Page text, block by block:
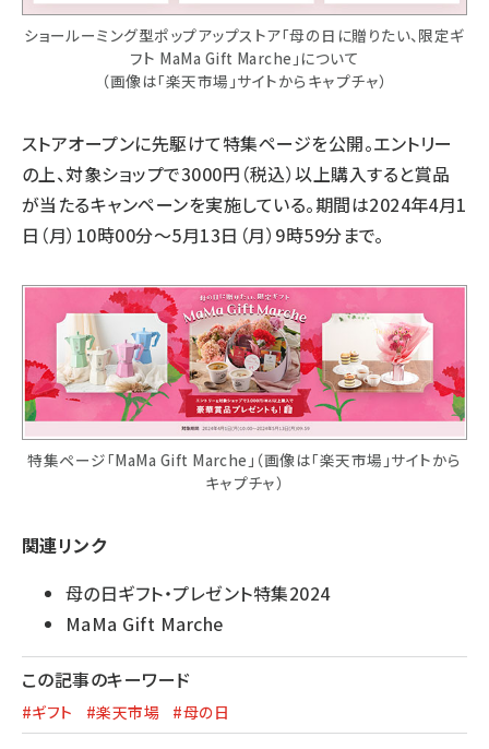
ショールーミング型ポップアップストア「母の日に贈りたい、限定ギ
フト MaMa Gift Marche」について
（画像は「楽天市場」サイトからキャプチャ）
ストアオープンに先駆けて特集ページを公開。エントリー
の上、対象ショップで3000円（税込）以上購入すると賞品
が当たるキャンペーンを実施している。期間は2024年4月1
日（月）10時00分～5月13日（月）9時59分まで。
特集ページ「MaMa Gift Marche」（画像は「楽天市場」サイトから
キャプチャ）
関連リンク
母の日ギフト・プレゼント特集2024
MaMa Gift Marche
この記事のキーワード
#ギフト #楽天市場 #母の日